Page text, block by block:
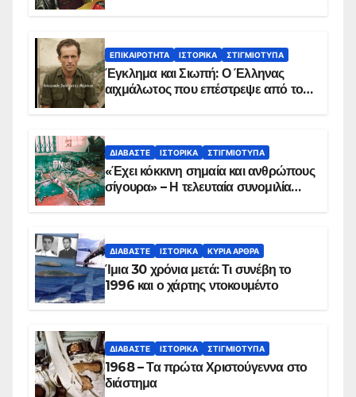
ΕΠΙΚΑΙΡΌΤΗΤΑ ΙΣΤΟΡΙΚΆ ΣΤΙΓΜΙΌΤΥΠΑ
Έγκλημα και Σιωπή: Ο Έλληνας
αιχμάλωτος που επέστρεψε από το
ΔΙΑΒΆΣΤΕ ΙΣΤΟΡΙΚΆ ΣΤΙΓΜΙΌΤΥΠΑ
«Έχει κόκκινη σημαία και ανθρώπους
σίγουρα» – Η τελευταία συνομιλία
ΔΙΑΒΆΣΤΕ ΙΣΤΟΡΙΚΆ ΚΥΡΙΑ ΑΡΘΡΑ
Ίμια 30 χρόνια μετά: Τι συνέβη το
1996 και ο χάρτης ντοκουμέντο
ΔΙΑΒΆΣΤΕ ΙΣΤΟΡΙΚΆ ΣΤΙΓΜΙΌΤΥΠΑ
1968 – Τα πρώτα Χριστούγεννα στο
διάστημα